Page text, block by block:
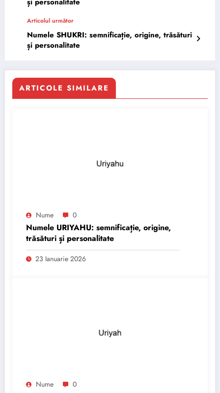
Articolul următor
Numele SHUKRI: semnificație, origine, trăsături
și personalitate
ARTICOLE SIMILARE
Nume 0
Numele URIYAHU: semnificație, origine,
trăsături și personalitate
23 Ianuarie 2026
Nume 0